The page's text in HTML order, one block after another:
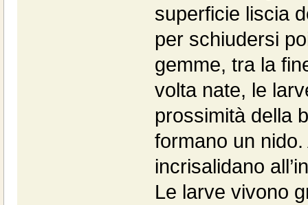
superficie liscia
per schiudersi
gemme, tra la
volta nate, le
prossimità della
formano un
incrisalidano
Le larve vivono